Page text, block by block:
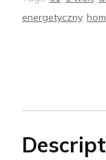
energetyczny,